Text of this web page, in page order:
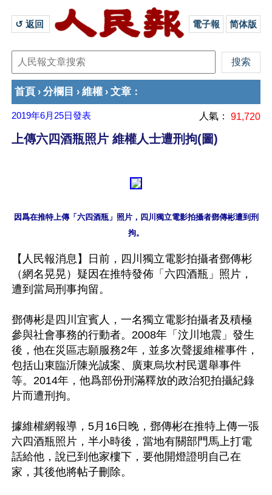
↺ 返回 電子報 简体版
首頁 › 分欄目 › 維權 › 文章 ：
2019年6月25日發表 人氣： 91,720
上傳六四酒瓶照片 維權人士遭刑拘(圖)
因爲在推特上傳「六四酒瓶」照片，四川獨立電影拍攝者鄧傳彬遭到刑
【人民報消息】日前，四川獨立電影拍攝者鄧傳彬
（網名晃晃）疑因在推特發佈「六四酒瓶」照片，
遭到當局刑事拘留。
鄧傳彬是四川宜賓人，一名獨立電影拍攝者及積極
參與社會事務的行動者。2008年「汶川地震」發生
後，他在災區志願服務2年，並多次聲援維權事件，
包括山東臨沂陳光誠案、廣東烏坎村民選舉事件
等。2014年，他爲部份刑滿釋放的政治犯拍攝紀錄
片而遭刑拘。
據維權網報導，5月16日晚，鄧傳彬在推特上傳一張
六四酒瓶照片，半小時後，當地有關部門馬上打電
話給他，說已到他家樓下，要他開燈證明自己在
家，其後他將帖子刪除。